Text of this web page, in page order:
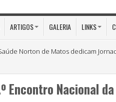
ARTIGOS GALERIA LINKS
Norton de Matos dedicam
Nacional da